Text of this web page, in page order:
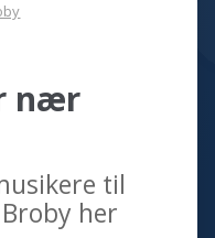
nær
til
her